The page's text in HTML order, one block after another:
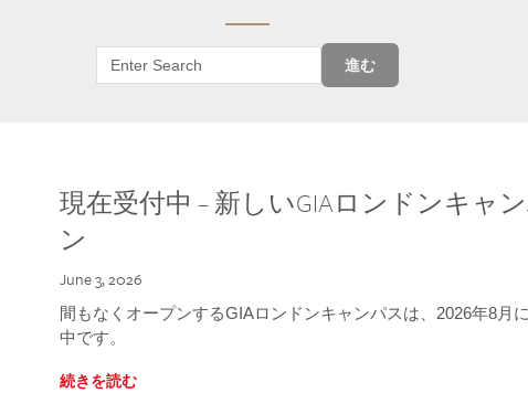
進む
現在受付中 – 新しいGIAロンドンキャ
ン
June 3, 2026
間もなくオープンするGIAロンドンキャンパスは、2026年8月
中です。
続きを読む